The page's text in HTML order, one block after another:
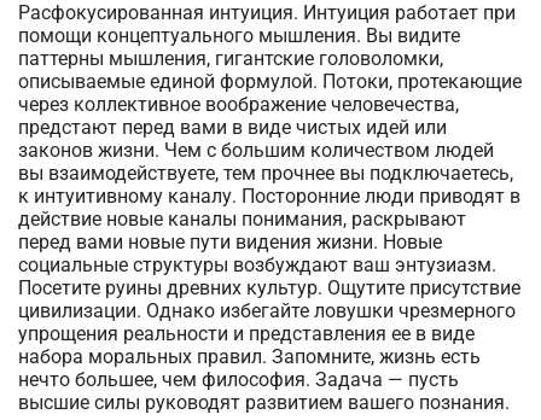
Расфокусированная интуиция. Интуиция работает при
помощи концептуального мышления. Вы видите
паттерны мышления, гигантские головоломки,
описываемые единой формулой. Потоки, протекающие
через коллективное воображение человечества,
предстают перед вами в виде чистых идей или
законов жизни. Чем с большим количеством людей
вы взаимодействуете, тем прочнее вы подключаетесь,
к интуитивному каналу. Посторонние люди приводят в
действие новые каналы понимания, раскрывают
перед вами новые пути видения жизни. Новые
социальные структуры возбуждают ваш энтузиазм.
Посетите руины древних культур. Ощутите присутствие
цивилизации. Однако избегайте ловушки чрезмерного
упрощения реальности и представления ее в виде
набора моральных правил. Запомните, жизнь есть
нечто большее, чем философия. Задача — пусть
высшие силы руководят развитием вашего познания.